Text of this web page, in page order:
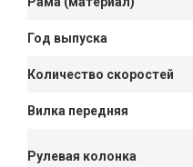
Год выпуска
Количество скоростей
Вилка передняя
Рулевая колонка